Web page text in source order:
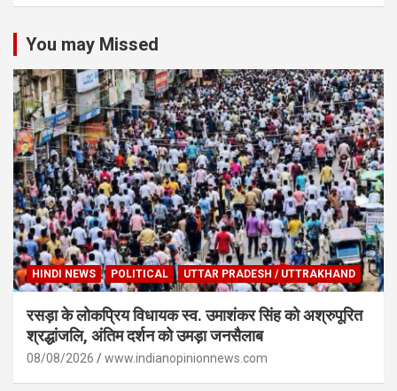
You may Missed
HINDI NEWS POLITICAL UTTAR PRADESH / UTTRAKHAND
रसड़ा के लोकप्रिय विधायक स्व. उमाशंकर सिंह को अश्रुपूरित
श्रद्धांजलि, अंतिम दर्शन को उमड़ा जनसैलाब
08/08/2026 www.indianopinionnews.com